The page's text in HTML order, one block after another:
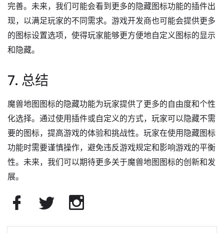
完善。未来，我们可能会看到更多的隐藏图标功能的插件出
现，以满足玩家的不同需求。游戏开发商也可能会提供更多
的图标设置选项，使得玩家能够更方便地自定义图标的显示
和隐藏。
7. 总结
魔兽地图图标的隐藏功能为玩家提供了更多的自由度和个性
化选择。通过使用插件或自定义的方式，玩家可以隐藏不需
要的图标，提高游戏的体验和挑战性。玩家在使用隐藏图标
功能时需要谨慎操作，避免违反游戏规定和影响游戏的平衡
性。未来，我们可以期待更多关于魔兽地图图标的创新和发
展。